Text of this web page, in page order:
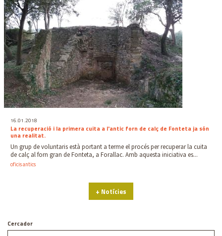
16.01.2018
La recuperació i la primera cuita a l'antic forn de calç de Fonteta ja són
una realitat.
Un grup de voluntaris està portant a terme el procés per recuperar la cuita
de calç al forn gran de Fonteta, a Forallac. Amb aquesta iniciativa es...
oficis antics
+ Notícies
Cercador